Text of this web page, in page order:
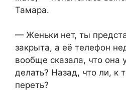
Тамара.
— Женьки нет, ты
закрыта, а её телефон
вообще сказала, что она
делать? Назад, что ли, к
переть?